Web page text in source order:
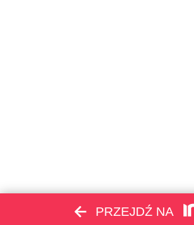
PRZEJDŹ NA